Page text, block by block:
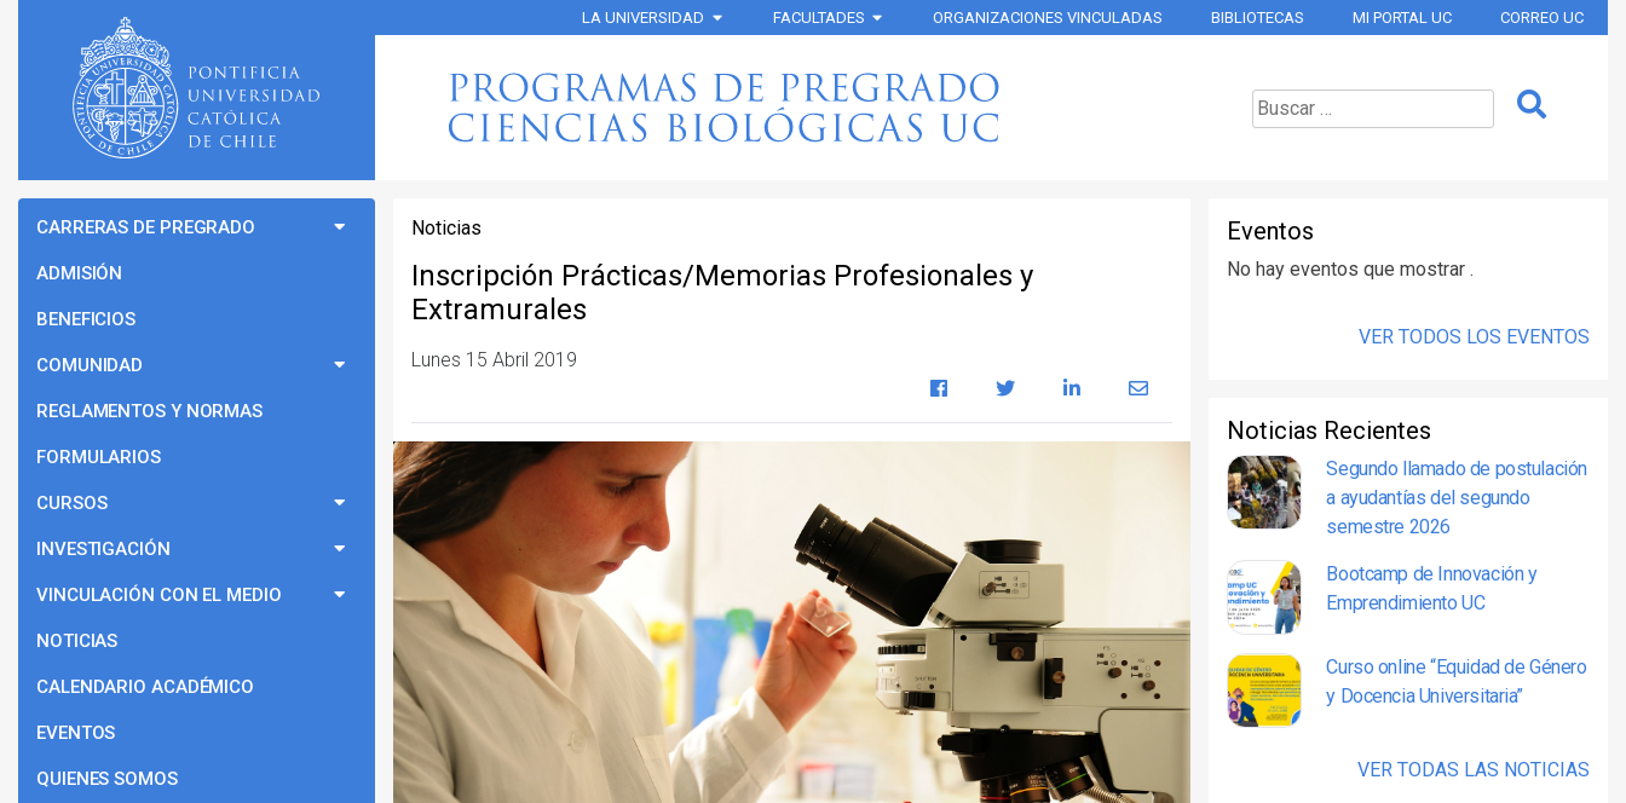
LA UNIVERSIDAD FACULTADES ORGANIZACIONES VINCULADAS BIBLIOTECAS MI PORTAL UC CORREO UC
Noticias
Inscripción Prácticas/Memorias Profesionales y
Extramurales
Lunes 15 Abril 2019
CARRERAS DE PREGRADO
ADMISIÓN
BENEFICIOS
COMUNIDAD
REGLAMENTOS Y NORMAS
FORMULARIOS
CURSOS
INVESTIGACIÓN
VINCULACIÓN CON EL MEDIO
NOTICIAS
CALENDARIO ACADÉMICO
EVENTOS
QUIENES SOMOS
Eventos
No hay eventos que mostrar .
VER TODOS LOS EVENTOS
Noticias Recientes
Segundo llamado de postulación
a ayudantías del segundo
semestre 2026
Bootcamp de Innovación y
Emprendimiento UC
Curso online “Equidad de Género
y Docencia Universitaria”
VER TODAS LAS NOTICIAS